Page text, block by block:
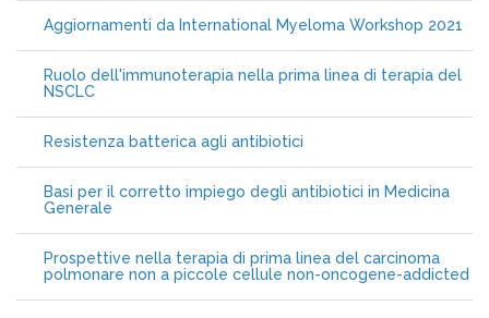
Aggiornamenti da International Myeloma Workshop 2021
Ruolo dell'immunoterapia nella prima linea di terapia del
NSCLC
Resistenza batterica agli antibiotici
Basi per il corretto impiego degli antibiotici in Medicina
Generale
Prospettive nella terapia di prima linea del carcinoma
polmonare non a piccole cellule non-oncogene-addicted